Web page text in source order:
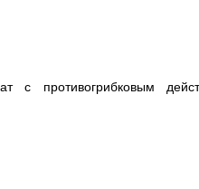
с противогрибковым